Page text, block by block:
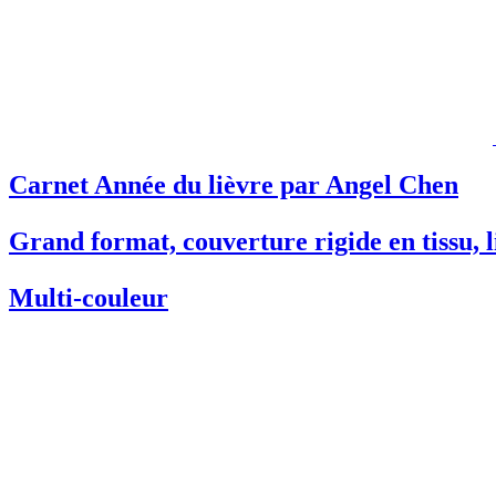
Carnet Année du lièvre par Angel Chen
Grand format, couverture rigide en tissu,
Multi-couleur